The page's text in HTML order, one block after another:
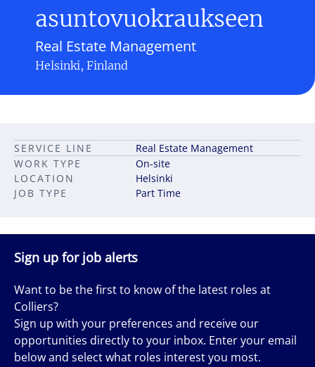
asuntovuokraukseen
Real Estate Management
Helsinki, Finland
JOB TYPE Part Time
SERVICE LINE Real Estate Management
LOCATION Helsinki
WORK TYPE On-site
Sign up for job alerts
Want to be the first to know of the latest roles at
Colliers?
Sign up with your preferences and receive our
opportunities directly to your inbox. Enter your email
below and select what roles interest you most.